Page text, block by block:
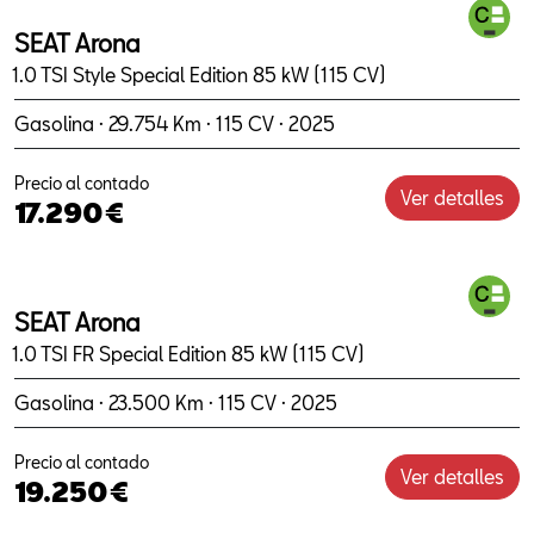
SEAT Arona
1.0 TSI Style Special Edition 85 kW (115 CV)
Gasolina · 29.754 Km · 115 CV · 2025
Precio al contado
17.290€ Ver detalles
SEAT Arona
1.0 TSI FR Special Edition 85 kW (115 CV)
Gasolina · 23.500 Km · 115 CV · 2025
Precio al contado
19.250€ Ver detalles